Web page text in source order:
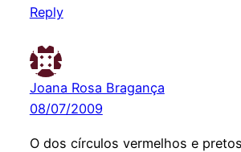
Reply
Joana Rosa Bragança
08/07/2009
O dos círculos vermelhos e